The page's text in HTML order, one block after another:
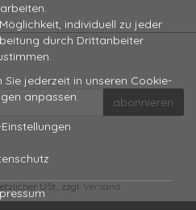
individuell zu jeder
durch Drittanbeiter
Sie jederzeit in unseren Cookie-
anpassen.
abonnieren
USt., zzgl. Versand